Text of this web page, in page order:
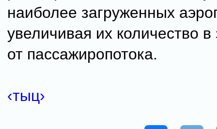
наиболее загруженных
увеличивая их количество
от пассажиропотока.
‹тыц›